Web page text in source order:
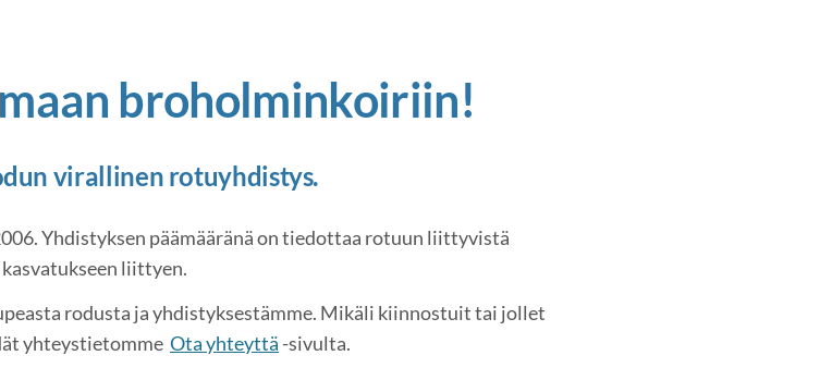
broholminkoiriin!
virallinen rotuyhdistys.
Yhdistyksen päämääränä on tiedottaa rotuun liittyvistä
liittyen.
rodusta ja yhdistyksestämme. Mikäli kiinnostuit tai jollet
yhteystietomme Ota yhteyttä -sivulta.